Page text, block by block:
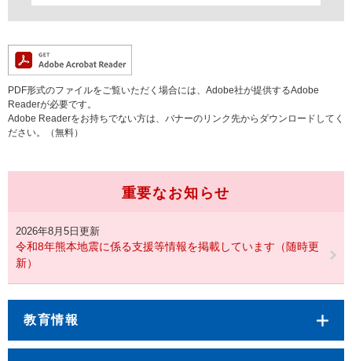
PDF形式のファイルをご覧いただく場合には、Adobe社が提供するAdobe
Readerが必要です。
Adobe Readerをお持ちでない方は、バナーのリンク先からダウンロードしてく
ださい。（無料）
重要なお知らせ
2026年8月5日更新
令和8年熊本地震に係る支援等情報を掲載しています（随時更
新）
教育情報